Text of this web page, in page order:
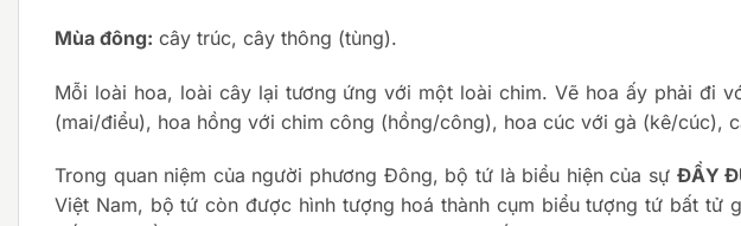
Mùa đông: cây trúc, cây thông (tùng).
Mỗi loài hoa, loài cây lại tương ứng với một loài chim. Vẽ hoa ấy phải đi
(mai/điểu), hoa hồng với chim công (hồng/công), hoa cúc với gà (kê/cúc),
Trong quan niệm của người phương Đông, bộ tứ là biểu hiện của sự ĐẦY
Việt Nam, bộ tứ còn được hình tượng hoá thành cụm biểu tượng tứ bất tử